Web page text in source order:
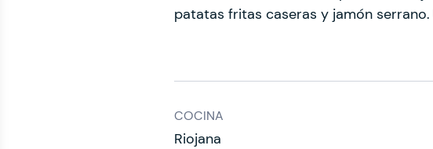
patatas fritas caseras y jamón serrano.
COCINA
Riojana